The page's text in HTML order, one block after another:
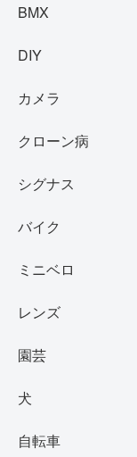
BMX
DIY
カメラ
クローン病
シグナス
バイク
ミニベロ
レンズ
園芸
犬
自転車